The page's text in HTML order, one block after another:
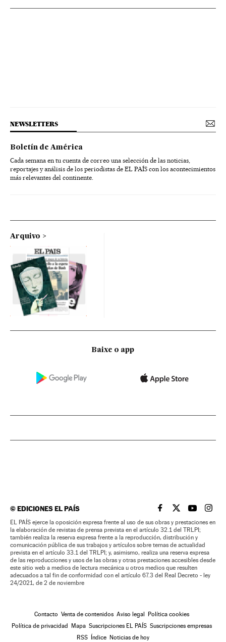
NEWSLETTERS
Boletín de América
Cada semana en tu cuenta de correo una selección de las noticias,
reportajes y análisis de los periodistas de EL PAÍS con los acontecimientos
más relevantes del continente.
Arquivo
Baixe o app
©EDICIONES EL PAÍS EL PAÍS BRASIL EN
EL PAÍSEL PAÍS
EL
EL PAÍS ejerce la oposición expresa frente al uso de sus obras y prestaciones en
la elaboración de revistas de prensa prevista en el artículo 32.1 del TRLPI;
también realiza la reserva expresa frente a la reproducción, distribución y
comunicación pública de sus trabajos y artículos sobre temas de actualidad
prevista en el artículo 33.1 del TRLPI; y, asimismo, realiza una reserva expresa
de las reproducciones y usos de las obras y otras prestaciones accesibles desde
este sitio web a medios de lectura mecánica u otros medios que resulten
adecuados a tal fin de conformidad con el artículo 67.3 del Real Decreto - ley
24/2021, de 2 de noviembre
Contacto Venta de contenidos Aviso legal Política cookies
Política de privacidad Mapa Suscripciones EL PAÍS Suscripciones empresas
RSS Índice Noticias de hoy